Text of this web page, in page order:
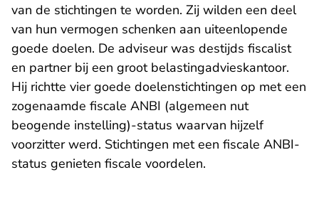
van de stichtingen te worden. Zij wilden een deel
van hun vermogen schenken aan uiteenlopende
goede doelen. De adviseur was destijds fiscalist
en partner bij een groot belastingadvieskantoor.
Hij richtte vier goede doelenstichtingen op met een
zogenaamde fiscale ANBI (algemeen nut
beogende instelling)-status waarvan hijzelf
voorzitter werd. Stichtingen met een fiscale ANBI-
status genieten fiscale voordelen.